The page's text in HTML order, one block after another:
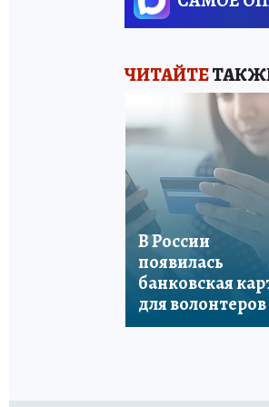
ЧИТАЙТЕ
В России
появилась
банковская
для волонтеров